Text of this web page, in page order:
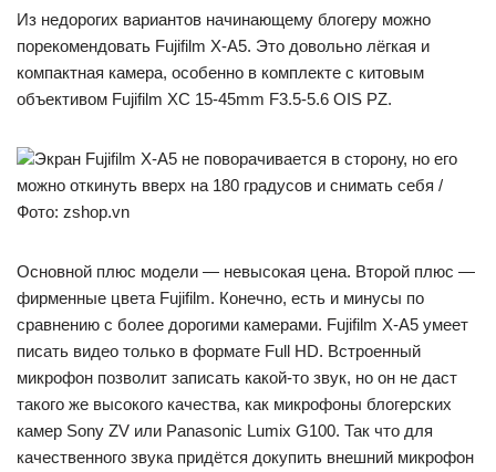
Из недорогих вариантов начинающему блогеру можно
порекомендовать Fujifilm X-A5. Это довольно лёгкая и
компактная камера, особенно в комплекте с китовым
объективом Fujifilm XC 15-45mm F3.5-5.6 OIS PZ.
Экран Fujifilm X-A5 не поворачивается в сторону, но его
можно откинуть вверх на 180 градусов и снимать себя /
Фото: zshop.vn
Основной плюс модели — невысокая цена. Второй плюс —
фирменные цвета Fujifilm. Конечно, есть и минусы по
сравнению с более дорогими камерами. Fujifilm X-A5 умеет
писать видео только в формате Full HD. Встроенный
микрофон позволит записать какой-то звук, но он не даст
такого же высокого качества, как микрофоны блогерских
камер Sony ZV или Panasonic Lumix G100. Так что для
качественного звука придётся докупить внешний микрофон